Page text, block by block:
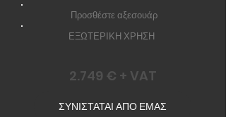
Προσθέστε αξεσουάρ
ΕΞΩΤΕΡΙΚΗ ΧΡΗΣΗ
2.749 € + VAT
ΣΥΝΙΣΤΑΤΑΙ ΑΠΟ ΕΜΑΣ